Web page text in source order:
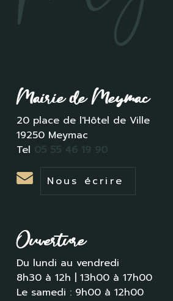
Mairie de Meymac
20 place de l'Hôtel de Ville
19250 Meymac
Tel 05 55 46 19 90
Nous écrire
Ouverture
Du lundi au vendredi
8h30 à 12h | 13h00 à 17h00
Le samedi : 9h00 à 12h00